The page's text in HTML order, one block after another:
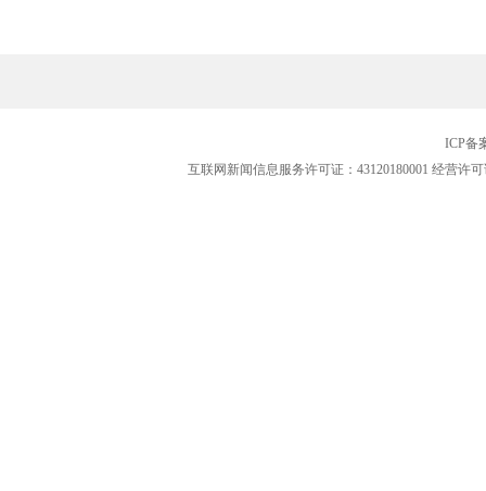
ICP备
互联网新闻信息服务许可证：43120180001 经营许可